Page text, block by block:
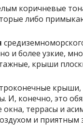
коричневые
либо
и более узкие,
крыши
крыши,
конечно, это
террасы и
и приятным